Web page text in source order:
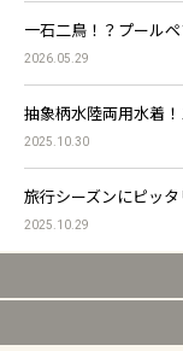
一石二鳥！？プール
2026.05.29
抽象柄水陸両用水着
2025.10.30
旅行シーズンにピッ
2025.10.29